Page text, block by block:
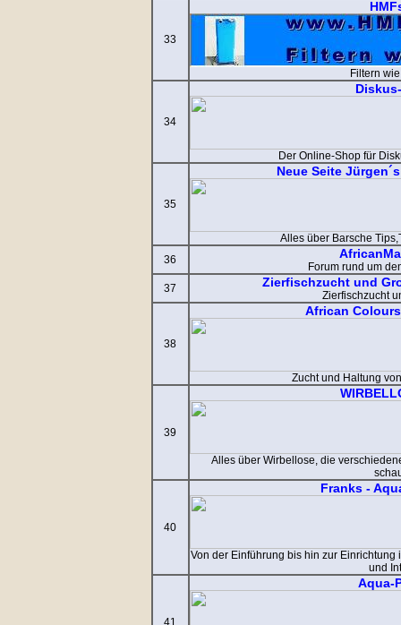
33
Filtern
34
Der Online-Shop für
35
Neue Seite
Alles über Barsche
36
Forum rund um
37
Zierfischzucht und
Zierfischzucht
38
African
Zucht und Haltung
39
Alles über Wirbellose, die
40
Franks -
Von der Einführung bis hin zur
und
41
Aqua-